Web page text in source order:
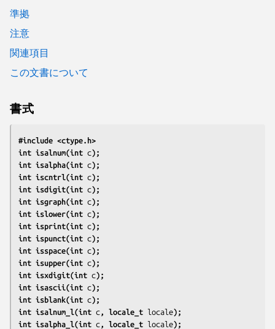
準拠
注意
関連項目
この文書について
書式
#include <ctype.h>
int isalnum(int c);
int isalpha(int c);
int iscntrl(int c);
int isdigit(int c);
int isgraph(int c);
int islower(int c);
int isprint(int c);
int ispunct(int c);
int isspace(int c);
int isupper(int c);
int isxdigit(int c);
int isascii(int c);
int isblank(int c);
int isalnum_l(int c , locale_t locale);
int isalpha_l(int c , locale_t locale);